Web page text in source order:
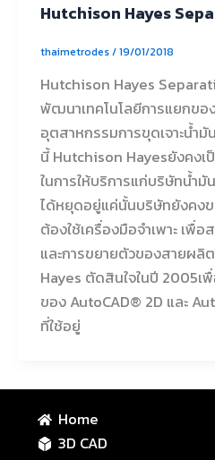
Hutchison Hayes
thaimetrodes/19/01/2018
Hutchison Hayes
พัฒนาเทคโนโลยีการแยกขอ
อุตสาหกรรมการขุดเจาะน้ำ
นี้ Hutchison Hayesยังคง
ในการให้บริการแก่บริษัทน้ำ
ได้หยุดอยู่แค่นั้นบริษัทยังคง
ต้องใช้เครื่องมือจำเพาะ เพื่
และการขยายตัวของสายผ
Hayes ตัดสินใจในปี 2005เ
ของ AutoCAD® 2D และ
ที่ใช้อยู่
Home
3D CAD